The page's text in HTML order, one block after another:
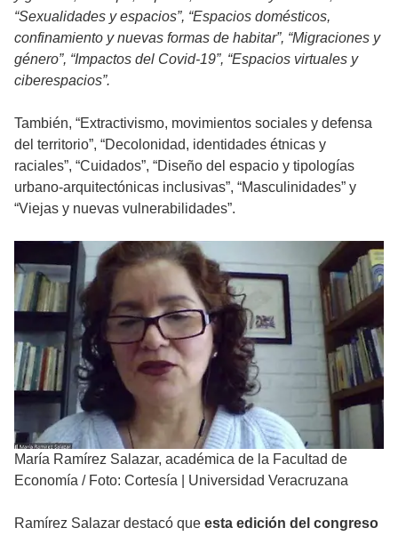
“Sexualidades y espacios”, “Espacios domésticos,
confinamiento y nuevas formas de habitar”, “Migraciones y
género”, “Impactos del Covid-19”, “Espacios virtuales y
ciberespacios”.
También, “Extractivismo, movimientos sociales y defensa
del territorio”, “Decolonidad, identidades étnicas y
raciales”, “Cuidados”, “Diseño del espacio y tipologías
urbano-arquitectónicas inclusivas”, “Masculinidades” y
“Viejas y nuevas vulnerabilidades”.
María Ramírez Salazar, académica de la Facultad de
Economía / Foto: Cortesía | Universidad Veracruzana
Ramírez Salazar destacó que esta edición del congreso